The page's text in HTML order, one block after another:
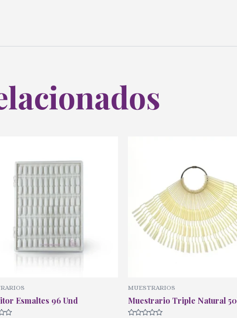
Esmaltes 96 Und
MUESTRARIOS
Muestrario Triple Natural